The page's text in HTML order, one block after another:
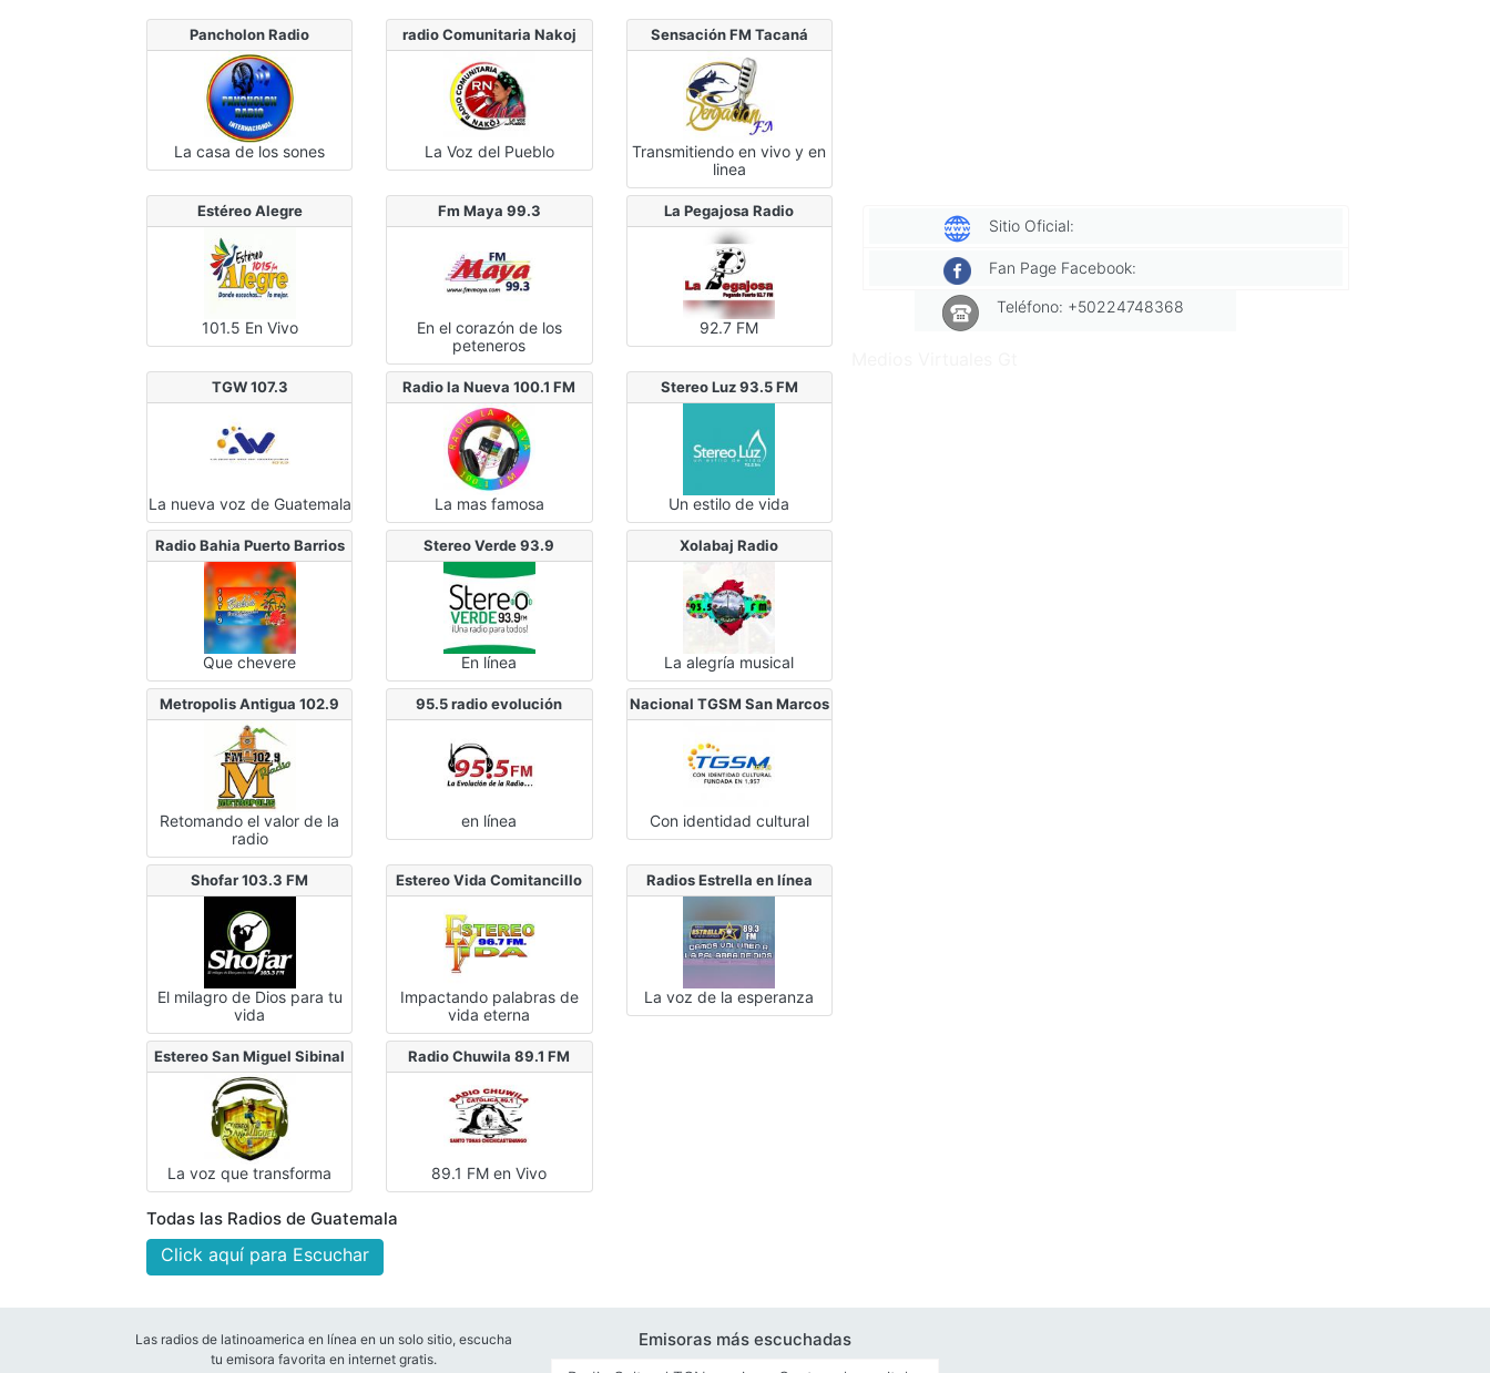
Pancholon Radio
La casa de los sones
radio Comunitaria Nakoj
La Voz del Pueblo
Sensación FM Tacaná
Transmitiendo en vivo y en
linea
Estéreo Alegre
101.5 En Vivo
Fm Maya 99.3
En el corazón de los
peteneros
La Pegajosa Radio
92.7 FM
TGW 107.3
La nueva voz de Guatemala
Radio la Nueva 100.1 FM
La mas famosa
Stereo Luz 93.5 FM
Un estilo de vida
Radio Bahia Puerto Barrios
Que chevere
Stereo Verde 93.9
En línea
Xolabaj Radio
La alegría musical
Metropolis Antigua 102.9
Retomando el valor de la
radio
95.5 radio evolución
en línea
Nacional TGSM San Marcos
Con identidad cultural
Shofar 103.3 FM
El milagro de Dios para tu
vida
Estereo Vida Comitancillo
Impactando palabras de
vida eterna
Radios Estrella en línea
La voz de la esperanza
Estereo San Miguel Sibinal
La voz que transforma
Radio Chuwila 89.1 FM
89.1 FM en Vivo
Todas las Radios de Guatemala
Click aquí para Escuchar
Sitio Oficial:
Fan Page Facebook:
Teléfono: +50224748368
Las radios de latinoamerica en línea en un solo sitio, escucha
tu emisora favorita en internet gratis.
Emisoras más escuchadas